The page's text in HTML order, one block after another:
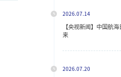
2026.07.14
【央视新闻】中国航
来
2026.07.20